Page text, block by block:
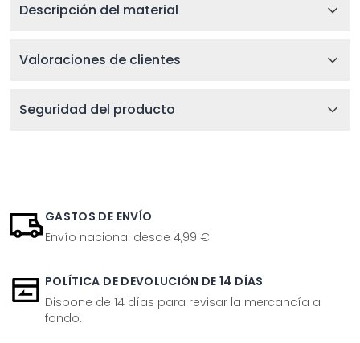
Descripción del material
Valoraciones de clientes
Seguridad del producto
GASTOS DE ENVÍO
Envío nacional desde 4,99 €.
POLÍTICA DE DEVOLUCIÓN DE 14 DÍAS
Dispone de 14 días para revisar la mercancía a
fondo.